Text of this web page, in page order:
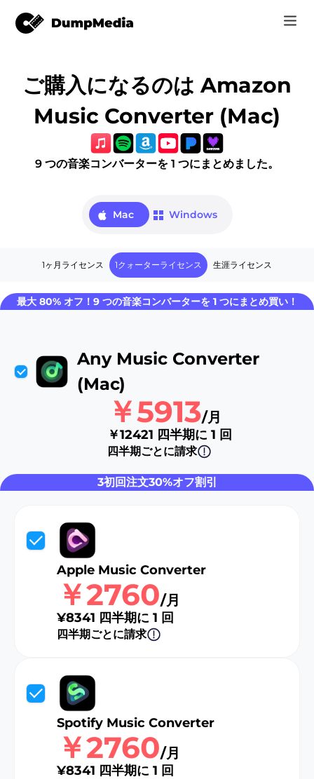
Music
Video
オンラインツール
Free Video Converter
Free Video Editor
Free PDF Compress
ログイン
サインアップ
ご購入になるのは Amazon
Music Converter (Mac)
9 つの音楽コンバーターを 1 つにまとめました。
Mac Windows
1ヶ月ライセンス 1クォーターライセンス 生涯ライセンス
最大 80% オフ！9 つの音楽コンバーターを 1 つにまとめ買い！
Any Music Converter
(Mac)
￥5913/月
￥12421 四半期に 1 回
四半期ごとに請求
3初回注文30%オフ割引
Apple Music Converter
￥2760/月
¥8341 四半期に 1 回
四半期ごとに請求
Spotify Music Converter
￥2760/月
¥8341 四半期に 1 回